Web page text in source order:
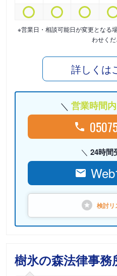
※営業日・相談可能日が変更となる
わせくだ
詳しくは
営業時間内
24時間
検討リ
樹氷の森法律事務